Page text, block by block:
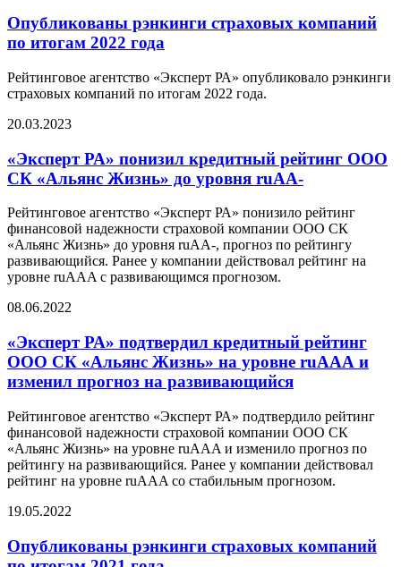
Опубликованы рэнкинги страховых компаний
по итогам 2022 года
Рейтинговое агентство «Эксперт РА» опубликовало рэнкинги
страховых компаний по итогам 2022 года.
20.03.2023
«Эксперт РА» понизил кредитный рейтинг ООО
СК «Альянс Жизнь» до уровня ruAA-
Рейтинговое агентство «Эксперт РА» понизило рейтинг
финансовой надежности страховой компании ООО СК
«Альянс Жизнь» до уровня ruAA-, прогноз по рейтингу
развивающийся. Ранее у компании действовал рейтинг на
уровне ruAAA с развивающимся прогнозом.
08.06.2022
«Эксперт РА» подтвердил кредитный рейтинг
ООО СК «Альянс Жизнь» на уровне ruAAА и
изменил прогноз на развивающийся
Рейтинговое агентство «Эксперт РА» подтвердило рейтинг
финансовой надежности страховой компании ООО СК
«Альянс Жизнь» на уровне ruAAA и изменило прогноз по
рейтингу на развивающийся. Ранее у компании действовал
рейтинг на уровне ruAAA со стабильным прогнозом.
19.05.2022
Опубликованы рэнкинги страховых компаний